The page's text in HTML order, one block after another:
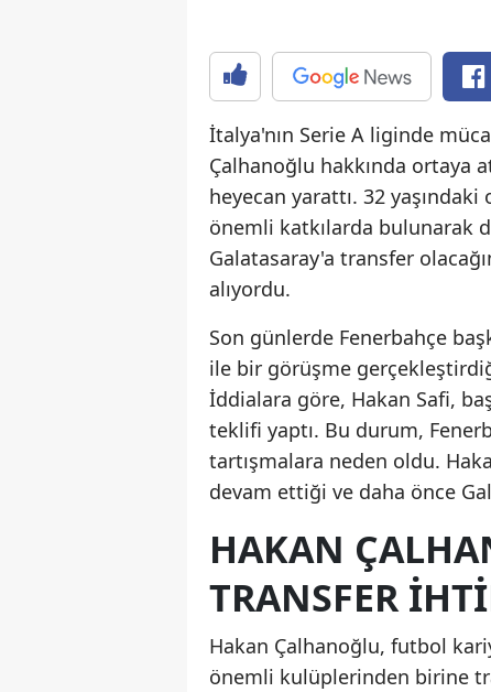
İtalya'nın Serie A liginde
Çalhanoğlu hakkında ortaya
heyecan yarattı. 32
önemli katkılarda bulunarak
Galatasaray'a transfer
alıyordu.
Son günlerde Fenerbahçe
ile bir görüşme
İddialara göre, Hakan Safi,
teklifi yaptı. Bu durum,
tartışmalara neden oldu.
devam ettiği ve daha önce
HAKAN
TRANSFER
Hakan Çalhanoğlu, futbol
önemli kulüplerinden birine